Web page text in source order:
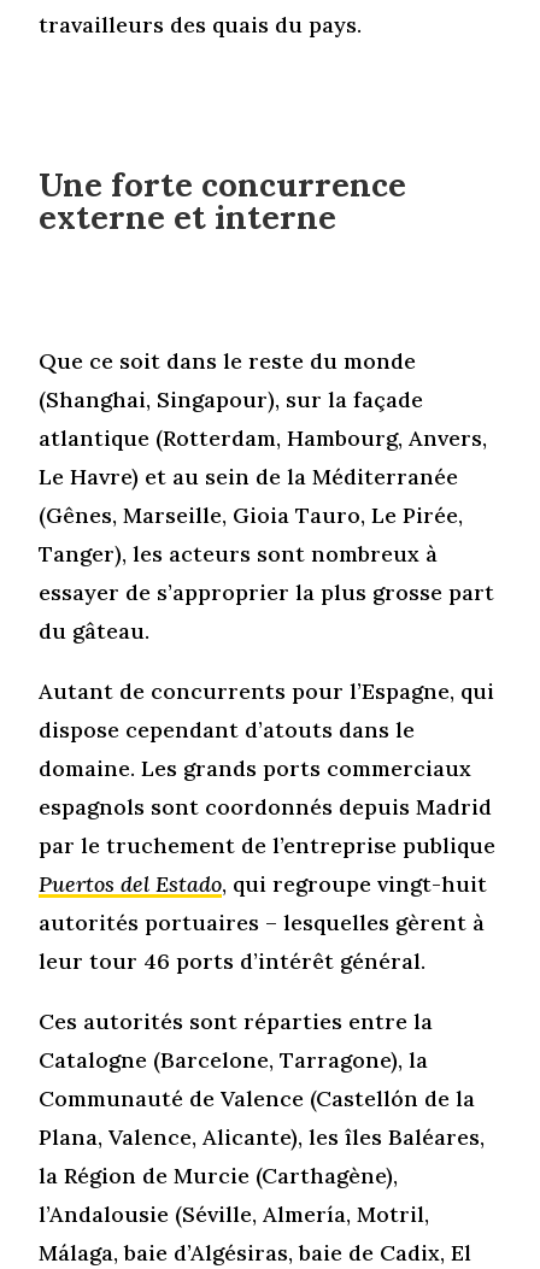
travailleurs des quais du pays.
Une forte concurrence
externe et interne
Que ce soit dans le reste du monde
(Shanghai, Singapour), sur la façade
atlantique (Rotterdam, Hambourg, Anvers,
Le Havre) et au sein de la Méditerranée
(Gênes, Marseille, Gioia Tauro, Le Pirée,
Tanger), les acteurs sont nombreux à
essayer de s’approprier la plus grosse part
du gâteau.
Autant de concurrents pour l’Espagne, qui
dispose cependant d’atouts dans le
domaine. Les grands ports commerciaux
espagnols sont coordonnés depuis Madrid
par le truchement de l’entreprise publique
Puertos del Estado, qui regroupe vingt-huit
autorités portuaires – lesquelles gèrent à
leur tour 46 ports d’intérêt général.
Ces autorités sont réparties entre la
Catalogne (Barcelone, Tarragone), la
Communauté de Valence (Castellón de la
Plana, Valence, Alicante), les îles Baléares,
la Région de Murcie (Carthagène),
l’Andalousie (Séville, Almería, Motril,
Málaga, baie d’Algésiras, baie de Cadix, El